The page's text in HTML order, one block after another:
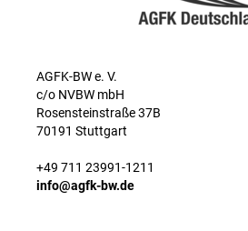
AGFK-BW e. V.
c/o NVBW mbH
Rosensteinstraße 37B
70191 Stuttgart
+49 711 23991-1211
info@agfk-bw.de